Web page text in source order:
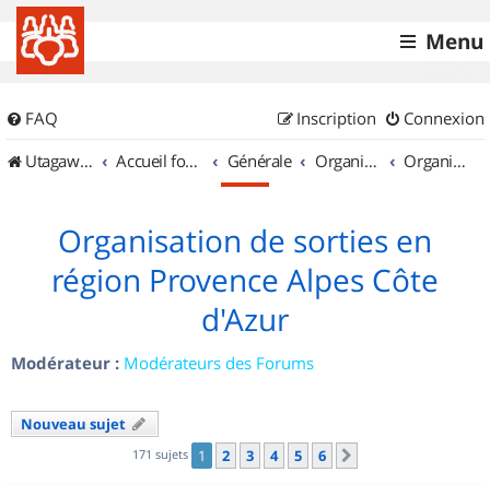
Menu
FAQ Connexion
Inscription
UtagawaVTT (Randos VTT et VTTAE avec traces GPS)
Accueil forum Générale Organisation de sorties & Recherche de partenaires Organisation de sorties en région Provence Alpes Côte d'Azur
Organisation de sorties en
région Provence Alpes Côte
d'Azur
Modérateur : Modérateurs des Forums
Nouveau sujet
171 sujets 1 2 3 4 5 6